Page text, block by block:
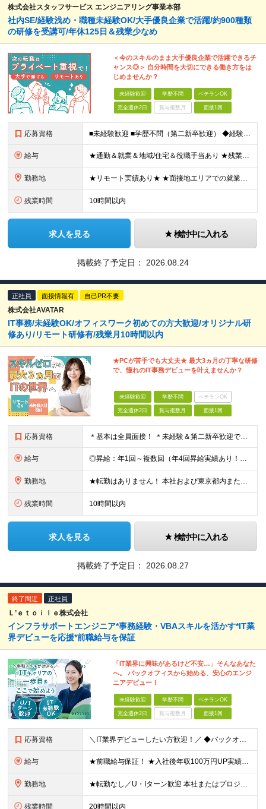
株式会社スタッフサービス エンジニアリング事業本部
社内SE/経験浅め・職種未経験OK/大手優良企業で活躍/約900種類
の研修を受講可/年休125日＆残業少なめ
＜今のスキルのまま大手優良企業で活躍できるチ
ャンス◎＞ 自分時間を大切にできる働き方をは
じめませんか？
未経験歓迎 学歴不問 ベテランOK
完全週休2日 賞与複数月 面接1回
応募資格 ■未経験歓迎 ■学歴不問（第二新卒歓迎） ◆経験は一切問いません ◆転職回数・ブランク期間も不問 ◆面接というよりは“リラックス面談”です ≪こんな方をお待ちしています≫ ・地道にコツコツ作業が得
給与 ★通勤＆就業＆地域/住宅＆役職手当あり ★残業代は全額支給 ★選べる給与制度あり！ ■東京・神奈川・千葉・埼玉勤務の場合 月給24.5万円～55万円＋諸手当 （残業代は全額支給） (20,000円の
勤務地 ★リモート実績あり★ ★面接地エリアでの就業率92％以上！ 『地元で働きたい』『新天地で挑戦したい』という希望に、業界トップクラス約7,000件の取引事業所数、90,000件以上のプロジェクトから検
残業時間 10時間以内
求人を見る 検討中に入れる
掲載終了予定日： 2026.08.24
正社員 面接情報有 自己PR不要
株式会社AVATAR
IT事務/未経験OK/オフィスワーク初めての方大歓迎/オリジナル研
修あり/リモート研修有/残業月10時間以内
★PCが苦手でも大丈夫★ 最大3ヵ月の丁寧な研修
で、憧れのIT事務デビューを叶えませんか？
未経験歓迎 学歴不問 ベテランOK
完全週休2日 賞与複数月 面接1回
応募資格 ＊基本は全員面接！ ＊未経験＆第二新卒歓迎です☆ ◆学歴不問 ＊過去の経験は全く問いません！ 「IT業界に興味がある」 「オフィスワークデビューしたい」 など、応募のきっかけを面接で教えてください
給与 ◎昇給：年1回～複数回（年4回昇給実績あり！） 【未経験者】 ◆月給23万円～30万円＋各種手当 ※試用期間6ヶ月あり（試用期間につき月給215,000円となります。その他待遇に差異なし） 【IT
勤務地 ★転勤はありません！ 本社および東京都内または 首都圏を中心とするプロジェクト先での勤務となります。 ※勤務地選択可 ※希望は最大限考慮します ※入社後の転居を伴う転勤なし ◆本社オフィス 東京都
残業時間 10時間以内
求人を見る 検討中に入れる
掲載終了予定日： 2026.08.27
終了間近 正社員
Ｌ’ｅｔｏｉｌｅ株式会社
インフラサポートエンジニア*事務経験・VBAスキルを活かす*IT業
界デビューを応援*前職給与を保証
「IT業界に興味があるけど不安…」そんなあなた
へ。 バックオフィスから始める、安心のエンジ
ニアデビュー！
未経験歓迎 学歴不問 ベテランOK
完全週休2日 賞与複数月 面接1回
応募資格 ＼IT業界デビューしたい方歓迎！／ ◆バックオフィス系の実務経験 or VBAやマクロの作成経験がある方 ◆学歴不問 ≪以下の経験をお持ちの方は歓迎！≫ ◆Excel、Word、PowerPoint
給与 ★前職給与保証！ ★入社後年収100万円UP実績あり ◆月給33万円～59万円＋各種手当 ※経験や年齢、能力等を考慮の上、当社規程により決定致します。 ※試用期間6ヶ月間あり（同条件） ★年収UP
勤務地 ★転勤なし／U・Iターン歓迎 本社またはプロジェクト先（東京・神奈川・千葉・埼玉・愛知・岐阜・三重）での勤務となります。 【本社】 東京都港区港南二丁目16-1品川イーストワンタワー4F 【名
残業時間 20時間以内